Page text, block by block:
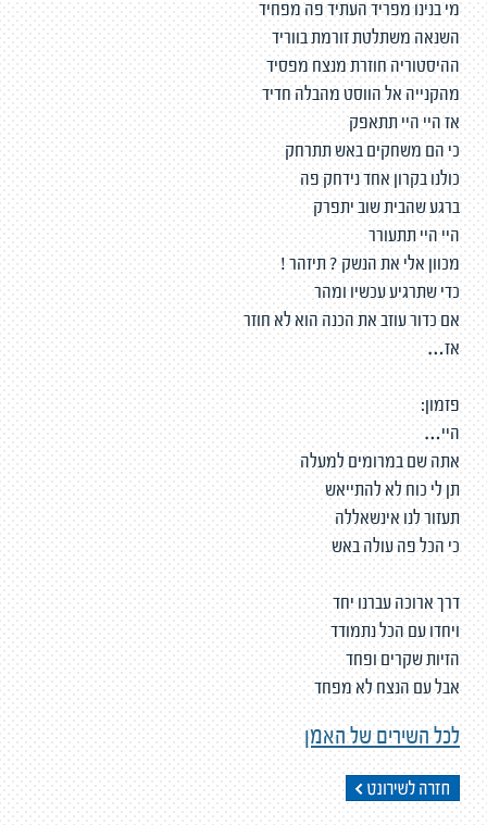
מי בנינו מפריד העתיד פה מפחיד
השנאה משתלטת זורמת בווריד
ההיסטוריה חוזרת מנצח מפסיד
מהקנייה אל הווסט מהבלה חדיד
אז היי היי תתאפק
כי הם משחקים באש תתרחק
כולנו בקרון אחד נידחק פה
ברגע שהבית שוב יתפרק
היי היי תתעורר
מכוון אלי את הנשק ? תיזהר !
כדי שתרגיע עכשיו ומהר
אם כדור עוזב את הכנה הוא לא חוזר
אז…
פזמון:
היי…
אתה שם במרומים למעלה
תן לי כוח לא להתייאש
תעזור לנו אינשאללה
כי הכל פה עולה באש
דרך ארוכה עברנו יחד
ויחדו עם הכל נתמודד
הזיות שקרים ופחד
אבל עם הנצח לא מפחד
לכל השירים של האמן